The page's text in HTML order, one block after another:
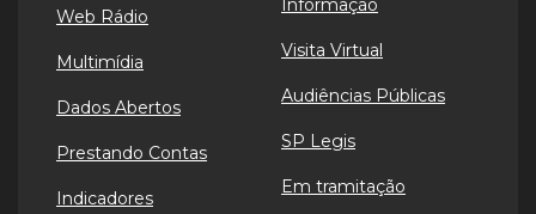
Web Rádio
Multimídia
Dados Abertos
Prestando Contas
Indicadores
Informação
Visita Virtual
Audiências Públicas
SP Legis
Em tramitação